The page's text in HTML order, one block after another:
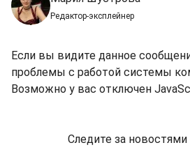
Редактор-эксплейнер
Если вы видите данное
проблемы с работой системы
Возможно у вас отключен
Следите за новостями